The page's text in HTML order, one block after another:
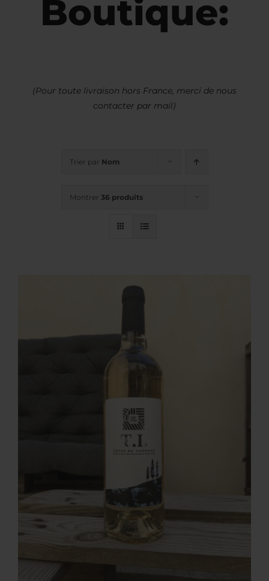
Boutique:
(Pour toute livraison hors France, merci de nous
contacter par mail)
Trier par Nom
Montrer 36 produits